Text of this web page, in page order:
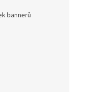
bannerů